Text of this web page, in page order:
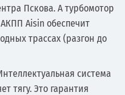
Пскова. А турбомотор
Aisin обеспечит
трассах (разгон до
система
тягу. Это гарантия